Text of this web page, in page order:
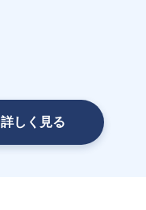
詳しく見る